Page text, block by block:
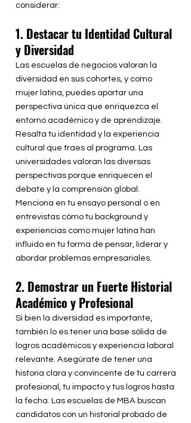
considerar:
1. Destacar tu Identidad Cultural
y Diversidad
Las escuelas de negocios valoran la
diversidad en sus cohortes, y como
mujer latina, puedes aportar una
perspectiva única que enriquezca el
entorno académico y de aprendizaje.
Resalta tu identidad y la experiencia
cultural que traes al programa. Las
universidades valoran las diversas
perspectivas porque enriquecen el
debate y la comprensión global.
Menciona en tu ensayo personal o en
entrevistas cómo tu background y
experiencias como mujer latina han
influido en tu forma de pensar, liderar y
abordar problemas empresariales.
2. Demostrar un Fuerte Historial
Académico y Profesional
Si bien la diversidad es importante,
también lo es tener una base sólida de
logros académicos y experiencia laboral
relevante. Asegúrate de tener una
historia clara y convincente de tu carrera
profesional, tu impacto y tus logros hasta
la fecha. Las escuelas de MBA buscan
candidatos con un historial probado de